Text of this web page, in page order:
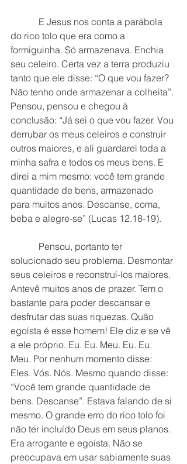
do rico tolo que era como a
formiguinha. Só armazenava. Enchia
seu celeiro. Certa vez a terra produziu
tanto que ele disse: “O que vou fazer?
Não tenho onde armazenar a colheita”.
Pensou, pensou e chegou à
conclusão: “Já sei o que vou fazer. Vou
derrubar os meus celeiros e construir
outros maiores, e ali guardarei toda a
minha safra e todos os meus bens. E
direi a mim mesmo: você tem grande
quantidade de bens, armazenado
para muitos anos. Descanse, coma,
beba e alegre-se” (Lucas 12.18-19).
solucionado seu problema. Desmontar
seus celeiros e reconstruí-los maiores.
Antevê muitos anos de prazer. Tem o
bastante para poder descansar e
desfrutar das suas riquezas. Quão
egoísta é esse homem! Ele diz e se vê
a ele próprio. Eu. Eu. Meu. Eu. Eu.
Meu. Por nenhum momento disse:
Eles. Vós. Nós. Mesmo quando disse:
“Você tem grande quantidade de
bens. Descanse”. Estava falando de si
mesmo. O grande erro do rico tolo foi
não ter incluído Deus em seus planos.
Era arrogante e egoísta. Não se
preocupava em usar sabiamente suas